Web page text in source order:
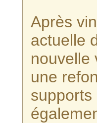
Après
actuelle
nouvelle
une